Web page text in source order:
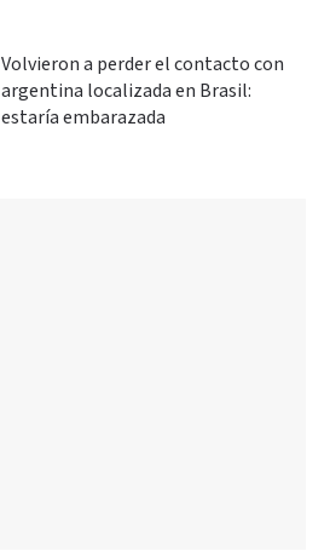
Volvieron a perder el contacto con
argentina localizada en Brasil:
estaría embarazada